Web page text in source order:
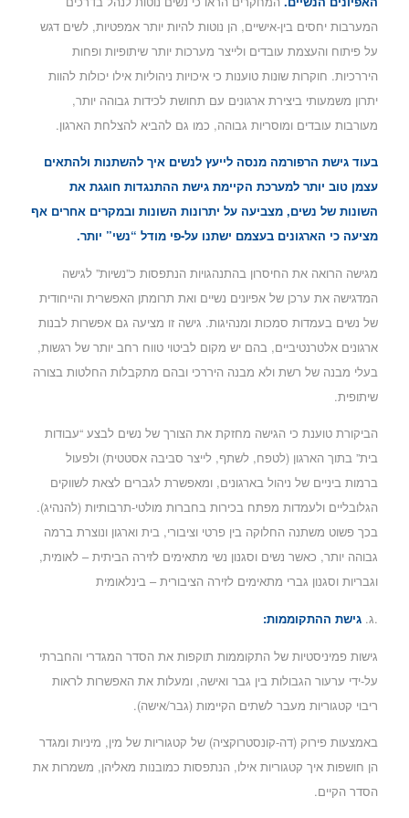
המערבות יחסים בין-אישיים, הן נוטות להיות יותר אמפטיות, לשים דגש
על פיתוח והעצמת עובדים ולייצר מערכות יותר שיתופיות ופחות
היררכיות. חוקרות שונות טוענות כי איכויות ניהוליות אילו יכולות להוות
יתרון משמעותי ביצירת ארגונים עם תחושת לכידות גבוהה יותר,
מעורבות עובדים ומוסריות גבוהה, כמו גם להביא להצלחת הארגון.
בעוד גישת הרפורמה מנסה לייעץ לנשים איך להשתנות ולהתאים
עצמן טוב יותר למערכת הקיימת גישת ההתנגדות חוגגת את
השונות של נשים, מצביעה על יתרונות השונות ובמקרים אחרים אף
מציעה כי הארגונים בעצמם ישתנו על-פי מודל “נשי” יותר.
מגישה הרואה את החיסרון בהתנהגויות הנתפסות כ”נשיות” לגישה
המדגישה את ערכן של אפיונים נשיים ואת תרומתן האפשרית והייחודית
של נשים בעמדות סמכות ומנהיגות. גישה זו מציעה גם אפשרות לבנות
ארגונים אלטרנטיביים, בהם יש מקום לביטוי טווח רחב יותר של רגשות,
בעלי מבנה של רשת ולא מבנה היררכי ובהם מתקבלות החלטות בצורה
שיתופית.
הביקורת טוענת כי הגישה מחזקת את הצורך של נשים לבצע “עבודות
בית” בתוך הארגון (לטפח, לשתף, לייצר סביבה אסטטית) ולפעול
ברמות ביניים של ניהול בארגונים, ומאפשרת לגברים לצאת לשווקים
הגלובליים ולעמדות מפתח בכירות בחברות מולטי-תרבותיות (להנהיג).
בכך פשוט משתנה החלוקה בין פרטי וציבורי, בית וארגון ונוצרת ברמה
גבוהה יותר, כאשר נשים וסגנון נשי מתאימים לזירה הביתית – לאומית,
וגבריות וסגנון גברי מתאימים לזירה הציבורית – בינלאומית
.ג. גישת ההתקוממות:
גישות פמיניסטיות של התקוממות תוקפות את הסדר המגדרי והחברתי
על-ידי ערעור הגבולות בין גבר ואישה, ומעלות את האפשרות לראות
ריבוי קטגוריות מעבר לשתים הקיימות (גבר/אישה).
באמצעות פירוק (דה-קונסטרוקציה) של קטגוריות של מין, מיניות ומגדר
הן חושפות איך קטגוריות אילו, הנתפסות כמובנות מאליהן, משמרות את
הסדר הקיים.